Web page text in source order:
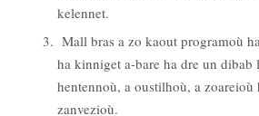
kelennet.
Mall bras a zo kaout programoù
ha kinniget a-bare ha dre un dibab
hentennoù, a oustilhoù, a zoareioù
zanvezioù.